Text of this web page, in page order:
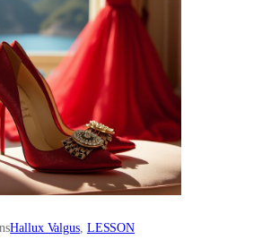
Hallux Valgus, LESSON